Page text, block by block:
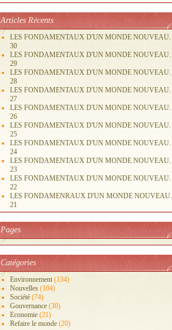
Articles Récents
LES FONDAMENTAUX D'UN MONDE NOUVEAU.
30
LES FONDAMENTAUX D'UN MONDE NOUVEAU.
29
LES FONDAMENTAUX D'UN MONDE NOUVEAU.
28
LES FONDAMENTAUX D'UN MONDE NOUVEAU.
27
LES FONDAMENTAUX D'UN MONDE NOUVEAU.
26
LES FONDAMENTAUX D'UN MONDE NOUVEAU.
25
LES FONDAMENTAUX D'UN MONDE NOUVEAU.
24
LES FONDAMENTAUX D'UN MONDE NOUVEAU.
23
LES FONDAMENTAUX D'UN MONDE NOUVEAU.
22
LES FONDAMENRAUX D'UN MONDE NOUVEAU.
21
Pages
Catégories
Environnement (134)
Nouvelles (104)
Société (74)
Gouvernance (30)
Economie (21)
Refaire le monde (20)